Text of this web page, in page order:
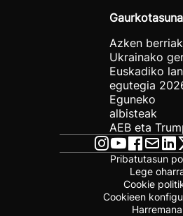
Gaurkotasuna
Azken berriak
Ukrainako
Euskadiko lan
egutegia
Eguneko
albisteak
AEB eta
Pribatutasun
Lege
Cookie
Cookieen
Harremana